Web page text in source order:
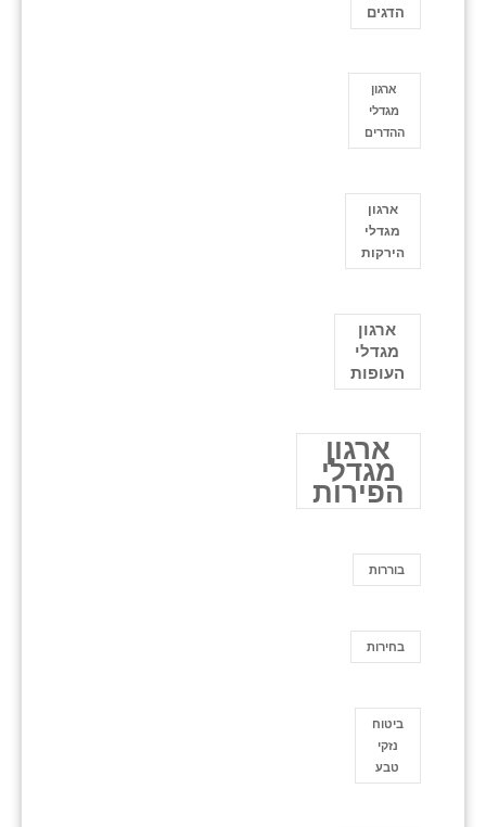
הדגים
ארגון
מגדלי
ההדרים
ארגון
מגדלי
הירקות
ארגון
מגדלי
העופות
ארגון
מגדלי
הפירות
בוררות
בחירות
ביטוח
נזקי
טבע